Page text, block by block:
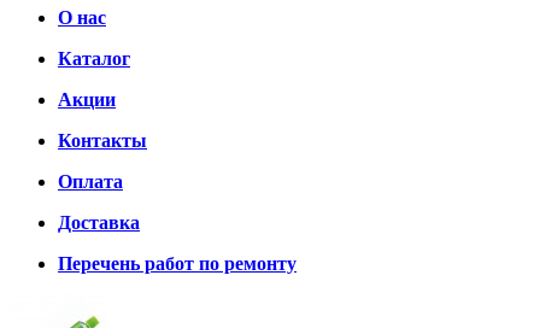
О нас
Каталог
Акции
Контакты
Оплата
Доставка
Перечень работ по ремонту